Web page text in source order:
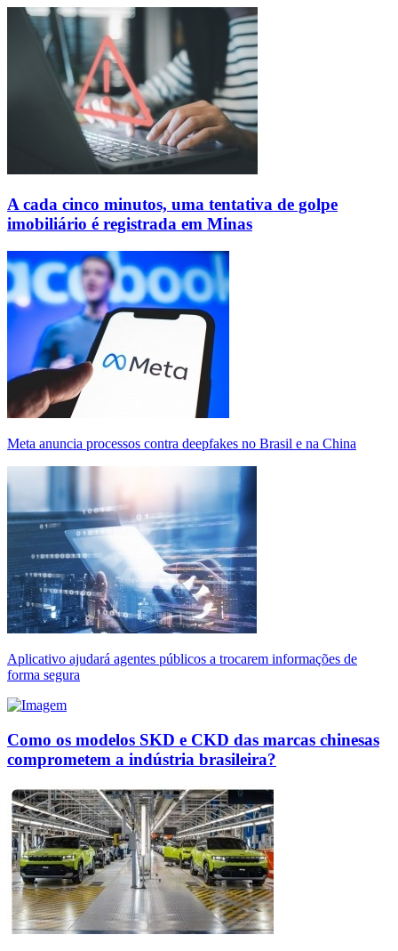
A cada cinco minutos, uma tentativa de golpe
imobiliário é registrada em Minas
Meta anuncia processos contra deepfakes no Brasil e na China
Aplicativo ajudará agentes públicos a trocarem informações de
forma segura
Como os modelos SKD e CKD das marcas chinesas
comprometem a indústria brasileira?